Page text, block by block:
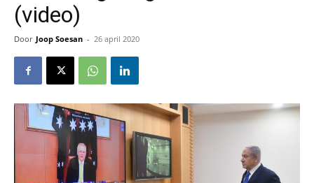
(video)
Door Joop Soesan - 26 april 2020